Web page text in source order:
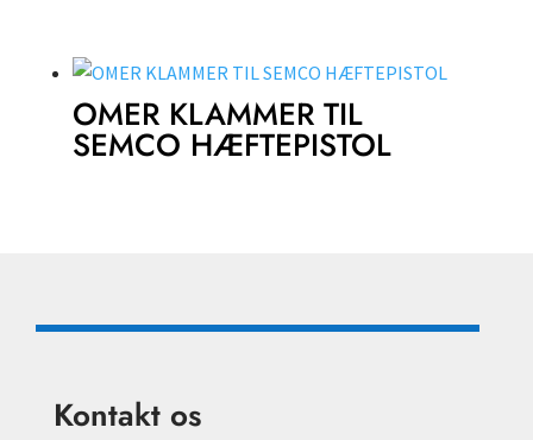
OMER KLAMMER TIL
SEMCO HÆFTEPISTOL
Kontakt os